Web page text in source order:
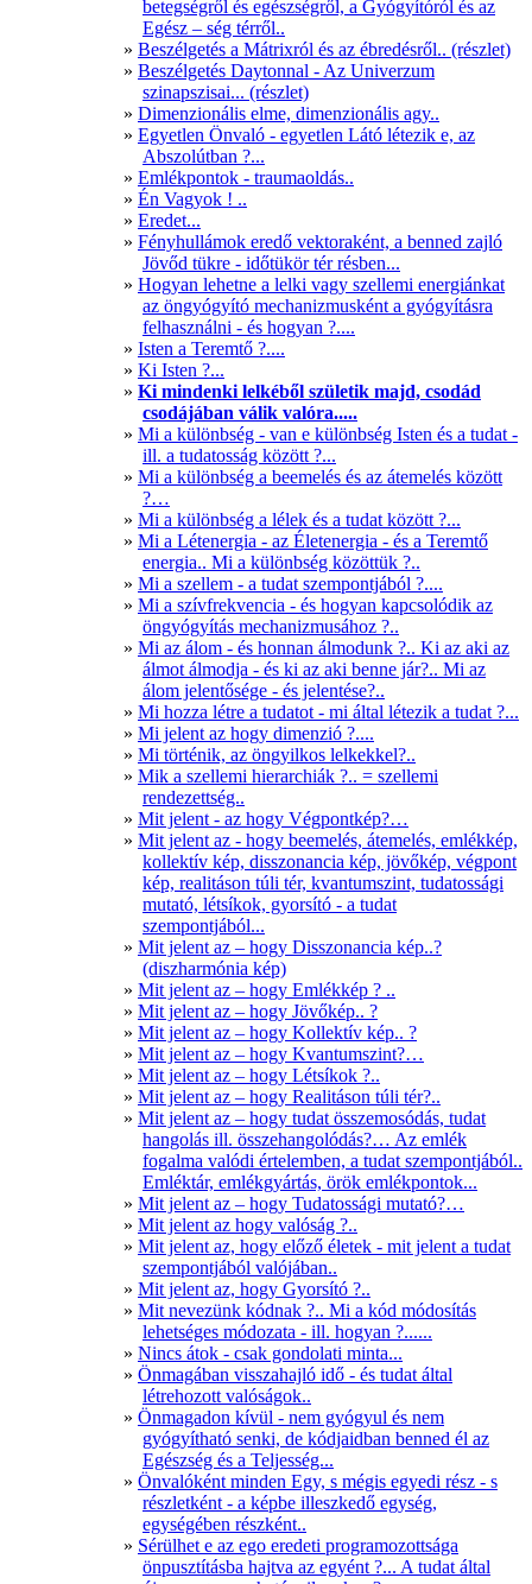
betegségről és egészségről, a Gyógyítóról és az
Egész – ség térről..
Beszélgetés a Mátrixról és az ébredésről.. (részlet)
Beszélgetés Daytonnal - Az Univerzum
szinapszisai... (részlet)
Dimenzionális elme, dimenzionális agy..
Egyetlen Önvaló - egyetlen Látó létezik e, az
Abszolútban ?...
Emlékpontok - traumaoldás..
Én Vagyok ! ..
Eredet...
Fényhullámok eredő vektoraként, a benned zajló
Jövőd tükre - időtükör tér résben...
Hogyan lehetne a lelki vagy szellemi energiánkat
az öngyógyító mechanizmusként a gyógyításra
felhasználni - és hogyan ?....
Isten a Teremtő ?....
Ki Isten ?...
Ki mindenki lelkéből születik majd, csodád
csodájában válik valóra.....
Mi a különbség - van e különbség Isten és a tudat -
ill. a tudatosság között ?...
Mi a különbség a beemelés és az átemelés között
?…
Mi a különbség a lélek és a tudat között ?...
Mi a Létenergia - az Életenergia - és a Teremtő
energia.. Mi a különbség közöttük ?..
Mi a szellem - a tudat szempontjából ?....
Mi a szívfrekvencia - és hogyan kapcsolódik az
öngyógyítás mechanizmusához ?..
Mi az álom - és honnan álmodunk ?.. Ki az aki az
álmot álmodja - és ki az aki benne jár?.. Mi az
álom jelentősége - és jelentése?..
Mi hozza létre a tudatot - mi által létezik a tudat ?...
Mi jelent az hogy dimenzió ?....
Mi történik, az öngyilkos lelkekkel?..
Mik a szellemi hierarchiák ?.. = szellemi
rendezettség..
Mit jelent - az hogy Végpontkép?…
Mit jelent az - hogy beemelés, átemelés, emlékkép,
kollektív kép, disszonancia kép, jövőkép, végpont
kép, realitáson túli tér, kvantumszint, tudatossági
mutató, létsíkok, gyorsító - a tudat
szempontjából...
Mit jelent az – hogy Disszonancia kép..?
(diszharmónia kép)
Mit jelent az – hogy Emlékkép ? ..
Mit jelent az – hogy Jövőkép.. ?
Mit jelent az – hogy Kollektív kép.. ?
Mit jelent az – hogy Kvantumszint?…
Mit jelent az – hogy Létsíkok ?..
Mit jelent az – hogy Realitáson túli tér?..
Mit jelent az – hogy tudat összemosódás, tudat
hangolás ill. összehangolódás?… Az emlék
fogalma valódi értelemben, a tudat szempontjából..
Emléktár, emlékgyártás, örök emlékpontok...
Mit jelent az – hogy Tudatossági mutató?…
Mit jelent az hogy valóság ?..
Mit jelent az, hogy előző életek - mit jelent a tudat
szempontjából valójában..
Mit jelent az, hogy Gyorsító ?..
Mit nevezünk kódnak ?.. Mi a kód módosítás
lehetséges módozata - ill. hogyan ?......
Nincs átok - csak gondolati minta...
Önmagában visszahajló idő - és tudat által
létrehozott valóságok..
Önmagadon kívül - nem gyógyul és nem
gyógyítható senki, de kódjaidban benned él az
Egészség és a Teljesség...
Önvalóként minden Egy, s mégis egyedi rész - s
részletként - a képbe illeszkedő egység,
egységében részként..
Sérülhet e az ego eredeti programozottsága
önpusztításba hajtva az egyént ?... A tudat által